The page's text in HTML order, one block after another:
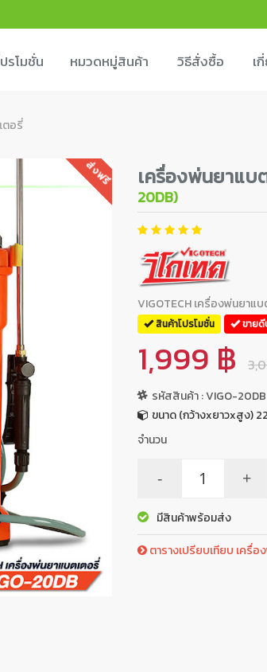
รโมชั่น หมวดหมู่สินค้า วิธีสั่งซื้อ เ
ตอรี่
ส่งฟรี เครื่องพ่นยาแบ
20DB)
VIGOTECH เครื่องพ่นยาแ
สินค้าโปรโมชั่น ขายดี
1,999 ฿
รหัสสินค้า : VIGO-20DB
ขนาด (กว้างxยาวxสูง)
จำนวน
- +
มีสินค้าพร้อมส่ง
ตารางเปรียบเทียบ เครื่